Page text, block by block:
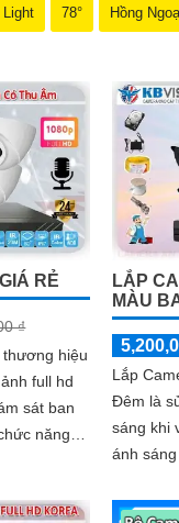
Light 78° Hồng
RẺ
₫
hiệu
full hd
sát ban
năng
LẮP
MÀU
Lắp
Đêm là
sáng khi
ánh
FULL HD khả năng giám sát ban